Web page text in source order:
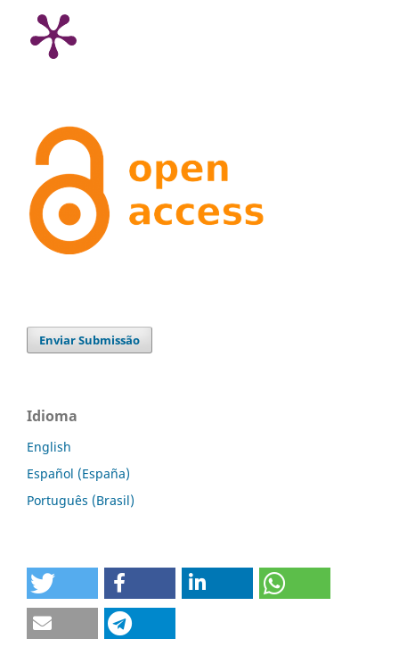
Enviar Submissão
Idioma
English
Español (España)
Português (Brasil)